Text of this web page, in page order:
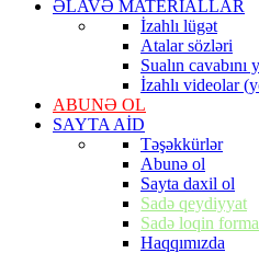
ƏLAVƏ MATERİALLAR
İzahlı lügət
Atalar sözləri
Sualın cavabını
İzahlı videolar
ABUNƏ OL
SAYTA AİD
Təşəkkürlər
Abunə ol
Sayta daxil ol
Sadə qeydiyyat
Sadə loqin
Haqqımızda